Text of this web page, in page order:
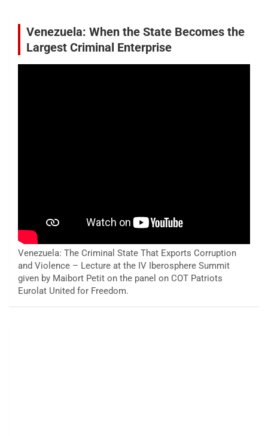
Venezuela: When the State Becomes the
Largest Criminal Enterprise
Venezuela: The Criminal State That Exports Corruption
and Violence – Lecture at the IV Iberosphere Summit
given by Maibort Petit on the panel on COT Patriots
Eurolat United for Freedom.